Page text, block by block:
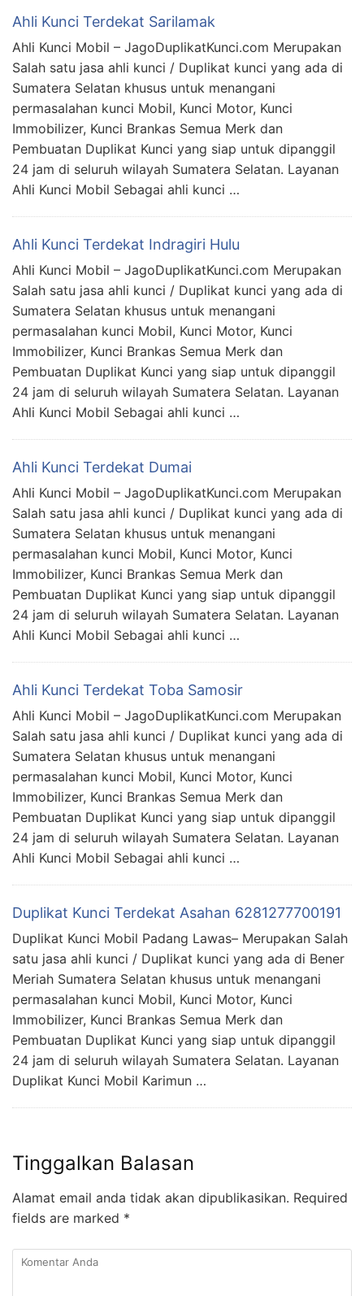
Ahli Kunci Terdekat Sarilamak
Ahli Kunci Mobil – JagoDuplikatKunci.com Merupakan
Salah satu jasa ahli kunci / Duplikat kunci yang ada di
Sumatera Selatan khusus untuk menangani
permasalahan kunci Mobil, Kunci Motor, Kunci
Immobilizer, Kunci Brankas Semua Merk dan
Pembuatan Duplikat Kunci yang siap untuk dipanggil
24 jam di seluruh wilayah Sumatera Selatan. Layanan
Ahli Kunci Mobil Sebagai ahli kunci …
Ahli Kunci Terdekat Indragiri Hulu
Ahli Kunci Mobil – JagoDuplikatKunci.com Merupakan
Salah satu jasa ahli kunci / Duplikat kunci yang ada di
Sumatera Selatan khusus untuk menangani
permasalahan kunci Mobil, Kunci Motor, Kunci
Immobilizer, Kunci Brankas Semua Merk dan
Pembuatan Duplikat Kunci yang siap untuk dipanggil
24 jam di seluruh wilayah Sumatera Selatan. Layanan
Ahli Kunci Mobil Sebagai ahli kunci …
Ahli Kunci Terdekat Dumai
Ahli Kunci Mobil – JagoDuplikatKunci.com Merupakan
Salah satu jasa ahli kunci / Duplikat kunci yang ada di
Sumatera Selatan khusus untuk menangani
permasalahan kunci Mobil, Kunci Motor, Kunci
Immobilizer, Kunci Brankas Semua Merk dan
Pembuatan Duplikat Kunci yang siap untuk dipanggil
24 jam di seluruh wilayah Sumatera Selatan. Layanan
Ahli Kunci Mobil Sebagai ahli kunci …
Ahli Kunci Terdekat Toba Samosir
Ahli Kunci Mobil – JagoDuplikatKunci.com Merupakan
Salah satu jasa ahli kunci / Duplikat kunci yang ada di
Sumatera Selatan khusus untuk menangani
permasalahan kunci Mobil, Kunci Motor, Kunci
Immobilizer, Kunci Brankas Semua Merk dan
Pembuatan Duplikat Kunci yang siap untuk dipanggil
24 jam di seluruh wilayah Sumatera Selatan. Layanan
Ahli Kunci Mobil Sebagai ahli kunci …
Duplikat Kunci Terdekat Asahan 6281277700191
Duplikat Kunci Mobil Padang Lawas– Merupakan Salah
satu jasa ahli kunci / Duplikat kunci yang ada di Bener
Meriah Sumatera Selatan khusus untuk menangani
permasalahan kunci Mobil, Kunci Motor, Kunci
Immobilizer, Kunci Brankas Semua Merk dan
Pembuatan Duplikat Kunci yang siap untuk dipanggil
24 jam di seluruh wilayah Sumatera Selatan. Layanan
Duplikat Kunci Mobil Karimun …
Tinggalkan Balasan
Alamat email anda tidak akan dipublikasikan. Required
fields are marked *